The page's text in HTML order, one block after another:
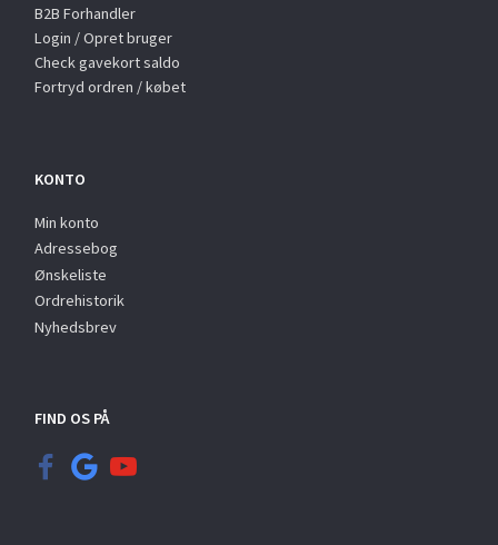
B2B Forhandler
Login / Opret bruger
Check gavekort saldo
Fortryd ordren / købet
KONTO
Min konto
Adressebog
Ønskeliste
Ordrehistorik
Nyhedsbrev
FIND OS PÅ